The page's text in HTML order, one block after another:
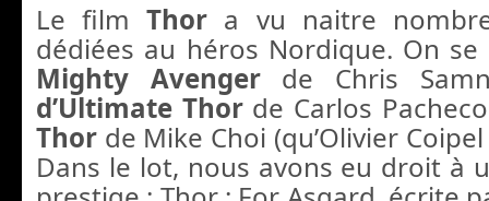
Le filmThor a vu naitre
dédiées au héros Nordique. On
Mighty Avenger de Chris
d’Ultimate Thor de Carlos
Thor de Mike Choi (qu’Olivier
Dans le lot, nous avons eu droit à